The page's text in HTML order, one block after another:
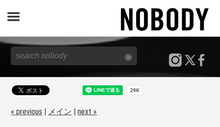
JOURNAL
SPECIAL
REPORT
« previous メイン |next »